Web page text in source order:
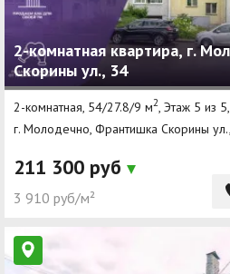
2-комнатная квартира, г.
Скорины ул., 34
2-комнатная, 54/27.8/9 м2, Этаж 5 из
г. Молодечно, Франтишка Скорины
211 300 руб
3 910 руб/м²